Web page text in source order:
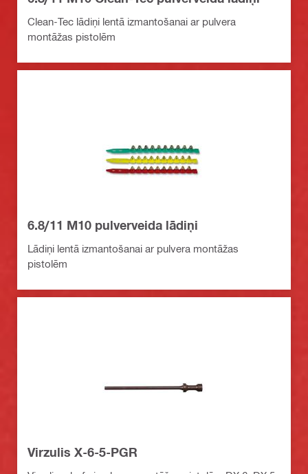
Clean-Tec lādiņi lentā izmantošanai ar pulvera
montāžas pistolēm
6.8/11 M10 pulverveida lādiņi
Lādiņi lentā izmantošanai ar pulvera montāžas
pistolēm
Virzulis X-6-5-PGR